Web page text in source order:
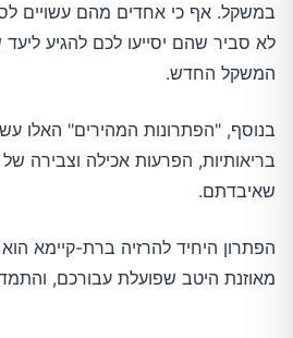
במשקל. אף כי אחדים מהם עשויים
לא סביר שהם יסייעו לכם להגיע
המשקל החדש.
בנוסף, "הפתרונות המהירים" האלו
בריאותיות, הפרעות אכילה וצבירה
שאיבדתם.
הפתרון היחיד להרזיה ברת-קיימא
מאוזנת היטב שפועלת עבורכם,